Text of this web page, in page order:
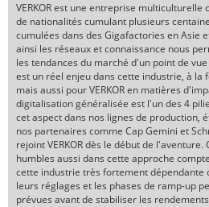
VERKOR est une entreprise
de nationalités cumulant plusieurs
cumulées dans des Gigafactories en Asie
ainsi les réseaux et connaissance nous
les tendances du marché d'un point de
est un réel enjeu dans cette industrie, à la
mais aussi pour VERKOR en matières
digitalisation généralisée est l'un des 4
cet aspect dans nos lignes de production,
nos partenaires comme Cap Gemini et
rejoint VERKOR dès le début de
humbles aussi dans cette approche
cette industrie très fortement dépendante
leurs réglages et les phases de ramp-up
prévues avant de stabiliser les